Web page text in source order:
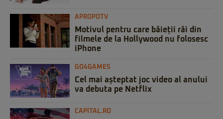
APROPOTV
Motivul pentru care băieții răi din
filmele de la Hollywood nu folosesc
iPhone
GO4GAMES
Cel mai așteptat joc video al anului
va debuta pe Netflix
CAPITAL.RO